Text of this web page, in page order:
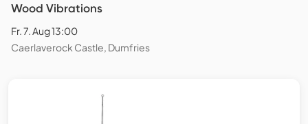
Wood Vibrations
Fr. 7. Aug 13:00
Caerlaverock Castle, Dumfries